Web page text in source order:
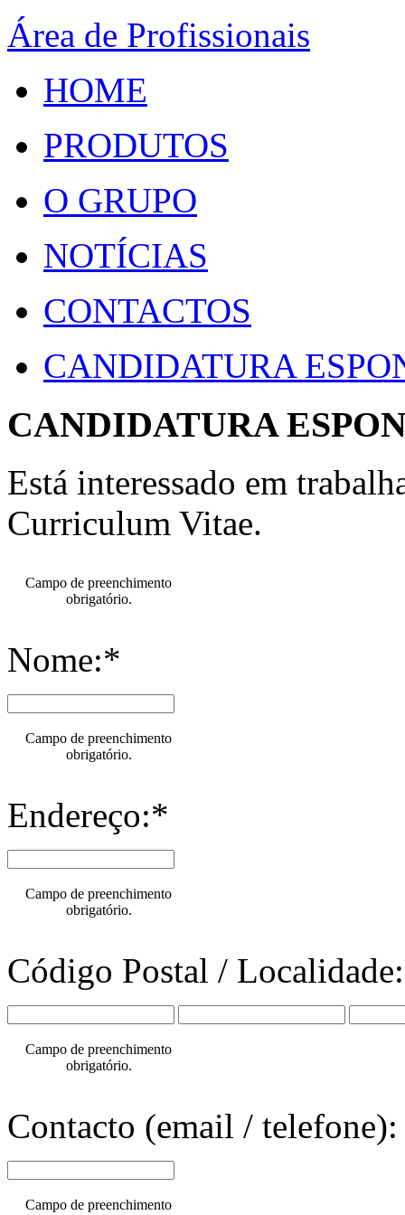
Área de Profissionais
HOME
PRODUTOS
O GRUPO
NOTÍCIAS
CONTACTOS
CANDIDATURA
CANDIDATURA
Está interessado em
Curriculum Vitae.
Campo de preenchimento
obrigatório.
Nome:*
Campo de preenchimento
obrigatório.
Endereço:*
Campo de preenchimento
obrigatório.
Código Postal /
Campo de preenchimento
obrigatório.
Contacto (email /
Campo de preenchimento